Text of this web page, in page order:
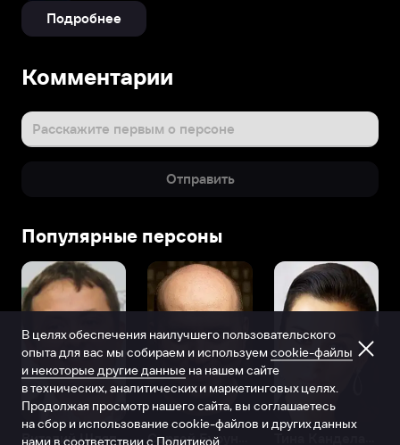
Подробнее
Комментарии
Расскажите первым о персоне
Отправить
Популярные персоны
Виталий Шляппо
В целях обеспечения наилучшего пользовательского
опыта для вас мы собираем и используем cookie-файлы
и некоторые другие данные на нашем сайте
в технических, аналитических и маркетинговых целях.
Продолжая просмотр нашего сайта, вы соглашаетесь
на сбор и использование cookie-файлов и других данных
нами в соответствии с Политикой